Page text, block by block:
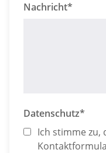
Nachricht*
Datenschutz*
Ich stimme zu,